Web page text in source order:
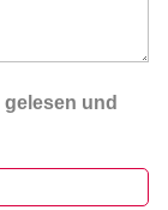
gelesen und